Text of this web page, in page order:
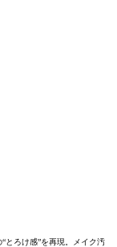
とろけ感”を再現。メイク汚